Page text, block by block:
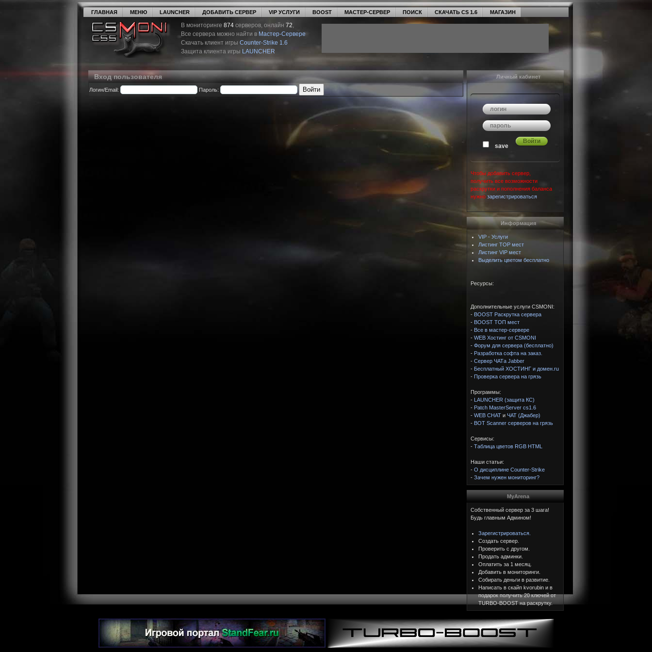
ГЛАВНАЯ МЕНЮ LAUNCHER ДОБАВИТЬ СЕРВЕР VIP УСЛУГИ BOOST МАСТЕР-СЕРВЕР ПОИСК СКАЧАТЬ CS 1.6 МАГАЗИН
В мониторинге 874 серверов, онлайн 72,
Все сервера можно найти в Мастер-Сервере
Скачать клиент игры Counter-Strike 1.6
Защита клиента игры LAUNCHER
Вход пользователя
Логин/Email: Пароль:
Личный кабинет
save
Чтобы добавить сервер,
получить все возможности
раскрутки и пополнения баланса
нужно зарегистрироваться
Информация
VIP - Услуги
Листинг TOP мест
Листинг VIP мест
Выделить цветом бесплатно
Ресурсы:
Дополнительные услуги CSMONI:
- BOOST Раскрутка сервера
- BOOST ТОП мест
- Все в мастер-сервере
- WEB Хостинг от CSMONI
- Форум для сервера (бесплатно)
- Разработка софта на заказ.
- Сервер ЧАТа Jabber
- Бесплатный ХОСТИНГ и домен.ru
- Проверка сервера на грязь
Программы:
- LAUNCHER (защита КС)
- Patch MasterServer cs1.6
- WEB CHAT и ЧАТ (Джабер)
- BOT Scanner серверов на грязь
Сервисы:
- Таблица цветов RGB HTML
Наши статьи:
- О дисциплине Counter-Strike
- Зачем нужен мониторинг?
MyArena
Собственный сервер за 3 шага!
Будь главным Админом!
Зарегистрироваться.
Создать сервер.
Проверить с другом.
Продать админки.
Оплатить за 1 месяц.
Добавить в мониторинги.
Собирать деньги в развитие.
Написать в скайп kvorubin и в
подарок получить 20 ключей от
TURBO-BOOST на раскрутку.